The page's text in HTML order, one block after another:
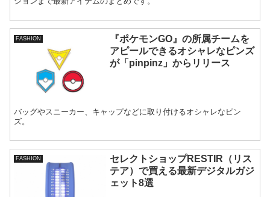
FASHION
『ポケモンGO』の所属チームを
アピールできるオシャレなピンズ
が「pinpinz」からリリース
バッグやスニーカー、キャップなどに取り付けるオシャレなピン
ズ。
FASHION
セレクトショップRESTIR（リス
テア）で買える最新デジタルガジ
ェット8選